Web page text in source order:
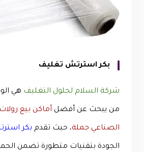
بكر استرتش تغليف
شركة السلام لحلول التغليف هي
من يبحث عن أفضل أماكن بيع
الصناعي جملة، حيث تقدم بكر
الجودة بتقنيات متطورة تضمن